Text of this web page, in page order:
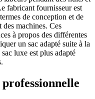
fabricant fournisseur est
de conception et de
des machines. Ces
à propos des différentes
un sac adapté suite à la
luxe est plus adapté
professionnelle